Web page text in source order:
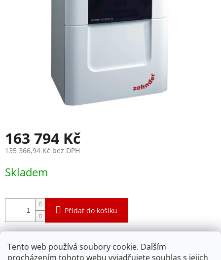
Tento web používá soubory cookie. Dalším
procházením tohoto webu vyjadřujete souhlas s jejich
163 794 Kč
135 366,94 Kč bez DPH
cena:
Skladem
Přidat do košíku
vzduchu do interiéru vlevo